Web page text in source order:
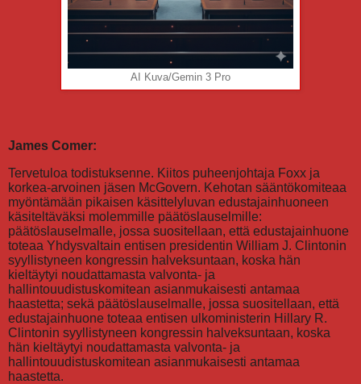
AI Kuva/Gemin 3 Pro
James Comer:
Tervetuloa todistuksenne. Kiitos puheenjohtaja Foxx ja
korkea-arvoinen jäsen McGovern. Kehotan sääntökomiteaa
myöntämään pikaisen käsittelyluvan edustajainhuoneen
käsiteltäväksi molemmille päätöslauselmille:
päätöslauselmalle, jossa suositellaan, että edustajainhuone
toteaa Yhdysvaltain entisen presidentin William J. Clintonin
syyllistyneen kongressin halveksuntaan, koska hän
kieltäytyi noudattamasta valvonta- ja
hallintouudistuskomitean asianmukaisesti antamaa
haastetta; sekä päätöslauselmalle, jossa suositellaan, että
edustajainhuone toteaa entisen ulkoministerin Hillary R.
Clintonin syyllistyneen kongressin halveksuntaan, koska
hän kieltäytyi noudattamasta valvonta- ja
hallintouudistuskomitean asianmukaisesti antamaa
haastetta.